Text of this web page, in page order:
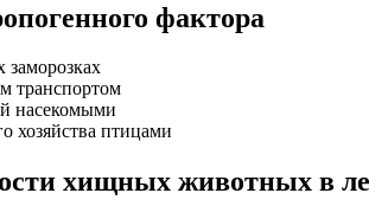
фактора
заморозках
транспортом
насекомыми
хозяйства птицами
хищных животных в